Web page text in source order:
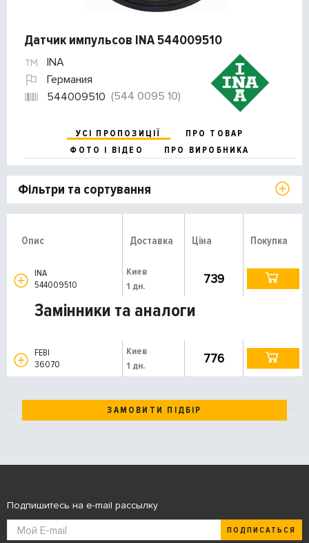
Датчик импульсов INA 544009510
INA
Германия
544009510 (544 0095 10)
УСІ ПРОПОЗИЦІЇ
ПРО ТОВАР
ФОТО І ВІДЕО
ПРО ВИРОБНИКА
Фільтри та сортування
Опис Доставка Ціна Покупка
INA
544009510
Киев
1 дн.
739
Замінники та аналоги
FEBI
36070
Киев
1 дн.
776
ЗАМОВИТИ ПІДБІР
Подпишитесь на e-mail рассылку
ПОДПИСАТЬСЯ